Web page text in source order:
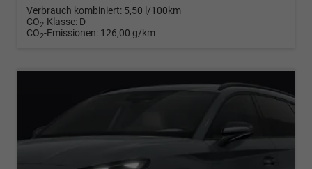
Verbrauch kombiniert: 5,50 l/100km
CO2-Klasse: D
CO2-Emissionen: 126,00 g/km